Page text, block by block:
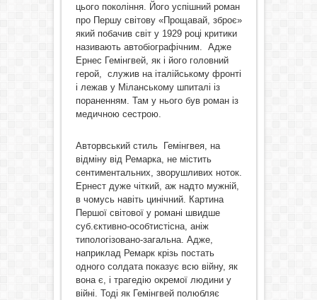
цього покоління. Його успішний роман
про Першу світову «Прощавай, зброє»
який побачив світ у 1929 році критики
називають автобіографічним. Адже
Ернес Гемінгвей, як і його головний
герой, служив на італійському фронті
і лежав у Міланському шпиталі із
пораненням. Там у нього був роман із
медичною сестрою.
Авторвський стиль Гемінгвея, на
відміну від Ремарка, не містить
сентиментальних, зворушливих ноток.
Ернест дуже чіткий, аж надто мужній,
в чомусь навіть цинічний. Картина
Першої світової у романі швидше
суб.єктивно-особтистісна, аніж
типологізовано-загальна. Адже,
наприклад Ремарк крізь постать
одного солдата показує всю війну, як
вона є, і трагедію окремої людини у
війні. Тоді як Гемінгвей полюбляє